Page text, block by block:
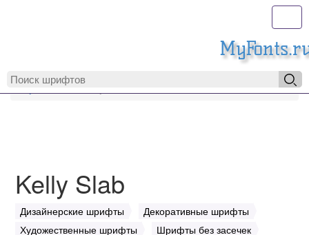
MyFonts.ru
Kelly Slab
Дизайнерские шрифты
Декоративные шрифты
Художественные шрифты
Шрифты без засечек